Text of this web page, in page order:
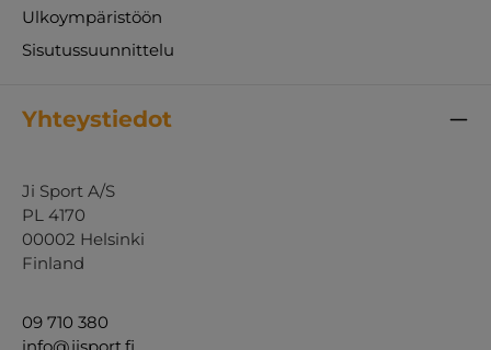
Ulkoympäristöön
Sisutussuunnittelu
Yhteystiedot
Ji Sport A/S
PL 4170
00002 Helsinki
Finland
09 710 380
info@jisport.fi